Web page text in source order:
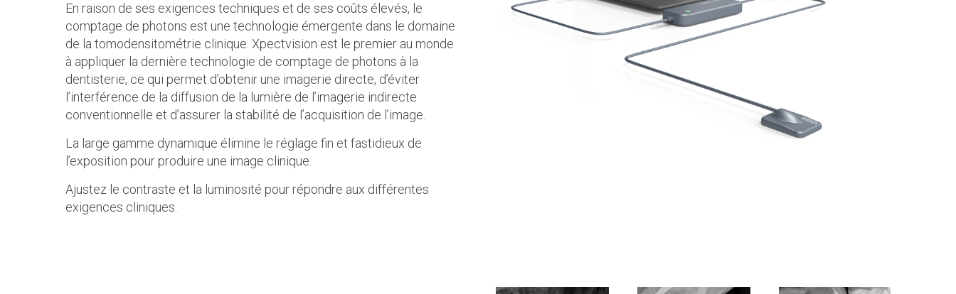
En raison de ses exigences techniques et de ses coûts élevés, le
comptage de photons est une technologie émergente dans le domaine
de la tomodensitométrie clinique. Xpectvision est le premier au monde
à appliquer la dernière technologie de comptage de photons à la
dentisterie, ce qui permet d’obtenir une imagerie directe, d’éviter
l’interférence de la diffusion de la lumière de l’imagerie indirecte
conventionnelle et d’assurer la stabilité de l’acquisition de l’image.
La large gamme dynamique élimine le réglage fin et fastidieux de
l’exposition pour produire une image clinique.
Ajustez le contraste et la luminosité pour répondre aux différentes
exigences cliniques.